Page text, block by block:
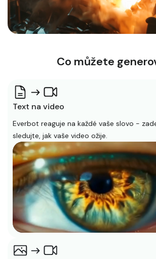
Co můžete
Text na video
Everbot reaguje na každé vaše slovo -
sledujte, jak vaše video ožije.